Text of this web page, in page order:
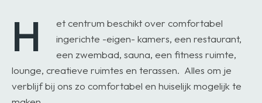
H
et centrum beschikt over comfortabel
ingerichte -eigen- kamers, een restaurant,
een zwembad, sauna, een fitness ruimte,
lounge, creatieve ruimtes en terassen. Alles om je
verblijf bij ons zo comfortabel en huiselijk mogelijk te